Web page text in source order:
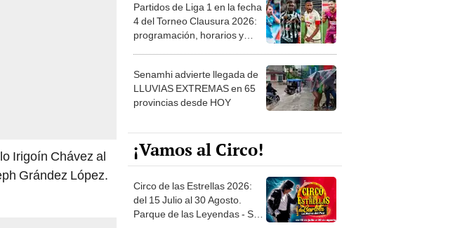
Irigoín Chávez al
Grández López.
Partidos de Liga 1 en la fecha
4 del Torneo Clausura 2026:
programación, horarios y
Senamhi advierte llegada de
LLUVIAS EXTREMAS en 65
provincias desde HOY
¡Vamos al Circo!
Circo de las Estrellas 2026:
del 15 Julio al 30 Agosto.
Parque de las Leyendas - San